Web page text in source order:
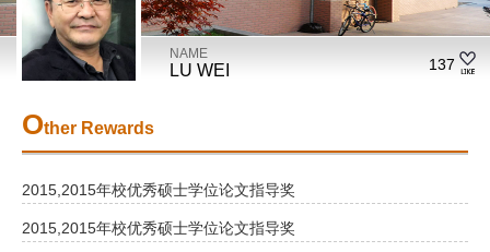
NAME
LU WEI 137
Other Rewards
2015,2015年校优秀硕士学位论文指导奖
2015,2015年校优秀硕士学位论文指导奖